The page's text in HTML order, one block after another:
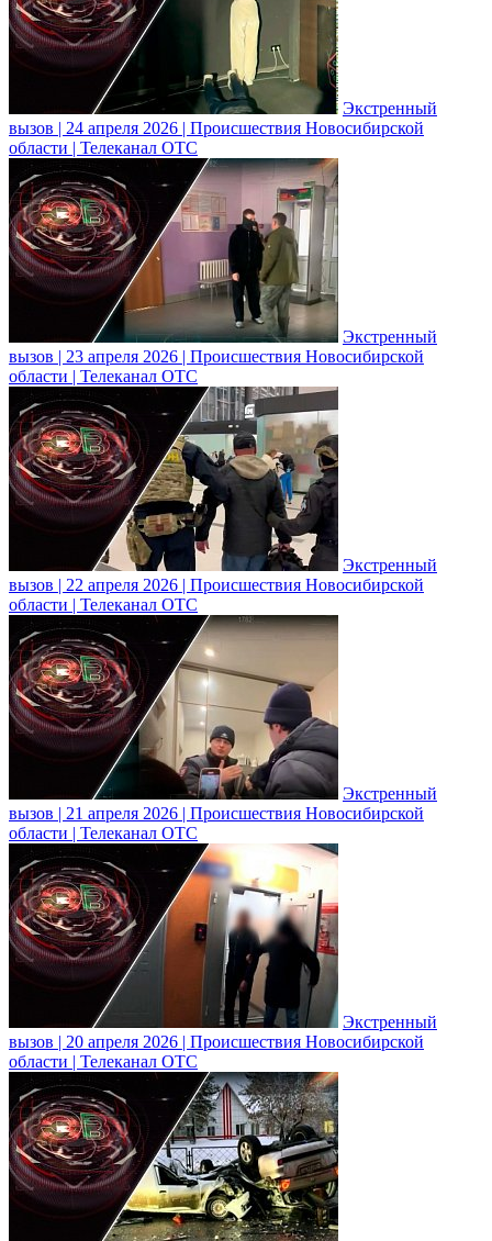
Экстренный
вызов | 24 апреля 2026 | Происшествия Новосибирской
области | Телеканал ОТС
Экстренный
вызов | 23 апреля 2026 | Происшествия Новосибирской
области | Телеканал ОТС
Экстренный
вызов | 22 апреля 2026 | Происшествия Новосибирской
области | Телеканал ОТС
Экстренный
вызов | 21 апреля 2026 | Происшествия Новосибирской
области | Телеканал ОТС
Экстренный
вызов | 20 апреля 2026 | Происшествия Новосибирской
области | Телеканал ОТС